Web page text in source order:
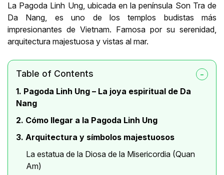
La Pagoda Linh Ung, ubicada en la península Son Tra de
Da Nang, es uno de los templos budistas más
impresionantes de Vietnam. Famosa por su serenidad,
arquitectura majestuosa y vistas al mar.
Table of Contents
1. Pagoda Linh Ung – La joya espiritual de Da
Nang
2. Cómo llegar a la Pagoda Linh Ung
3. Arquitectura y símbolos majestuosos
La estatua de la Diosa de la Misericordia (Quan
Am)